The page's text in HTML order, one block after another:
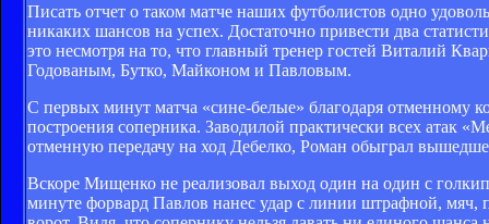
Писать отчет о таком матче наших футболистов одно
никаких шансов на успех. Достаточно привести два
это несмотря на то, что главный тренер гостей Виталий
Годованым, Бутко, Майконом и Павловым.
С первых минут матча «сине-белые» благодаря отменному
построения соперника. Заводилой практически всех атак
отменную передачу на ход Дебелко, Роман обыграл
Вскоре Мищенко не реализовал выход один на один с
минуте форвард Павлов нанес удар с линии штрафной, мяч,